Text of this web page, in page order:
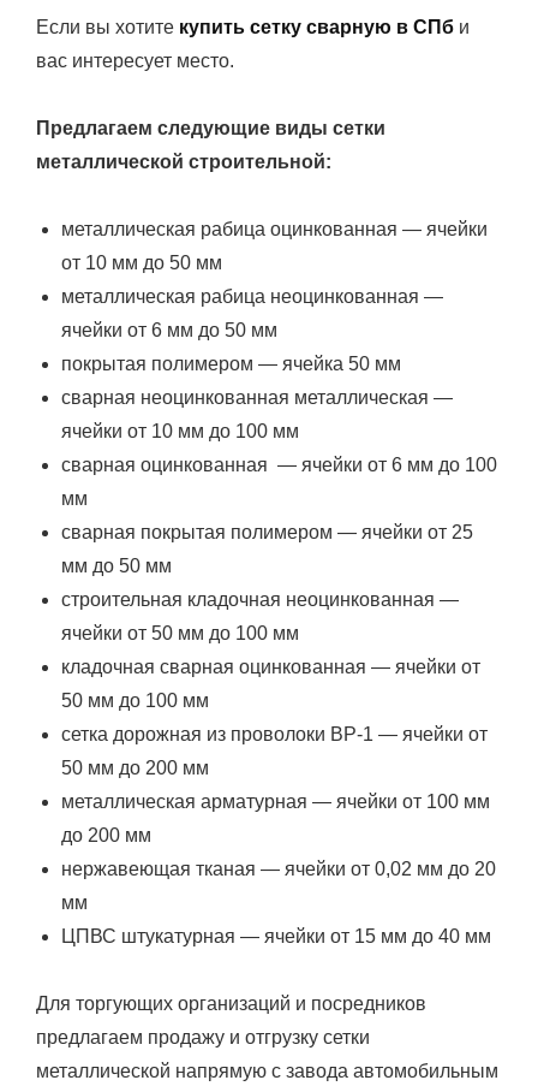
Если вы хотите купить сетку сварную в СПб и
вас интересует место.
Предлагаем следующие виды сетки
металлической строительной:
металлическая рабица оцинкованная — ячейки
от 10 мм до 50 мм
металлическая рабица неоцинкованная —
ячейки от 6 мм до 50 мм
покрытая полимером — ячейка 50 мм
сварная неоцинкованная металлическая —
ячейки от 10 мм до 100 мм
сварная оцинкованная — ячейки от 6 мм до 100
мм
сварная покрытая полимером — ячейки от 25
мм до 50 мм
строительная кладочная неоцинкованная —
ячейки от 50 мм до 100 мм
кладочная сварная оцинкованная — ячейки от
50 мм до 100 мм
сетка дорожная из проволоки ВР-1 — ячейки от
50 мм до 200 мм
металлическая арматурная — ячейки от 100 мм
до 200 мм
нержавеющая тканая — ячейки от 0,02 мм до 20
мм
ЦПВС штукатурная — ячейки от 15 мм до 40 мм
Для торгующих организаций и посредников
предлагаем продажу и отгрузку сетки
металлической напрямую с завода автомобильным